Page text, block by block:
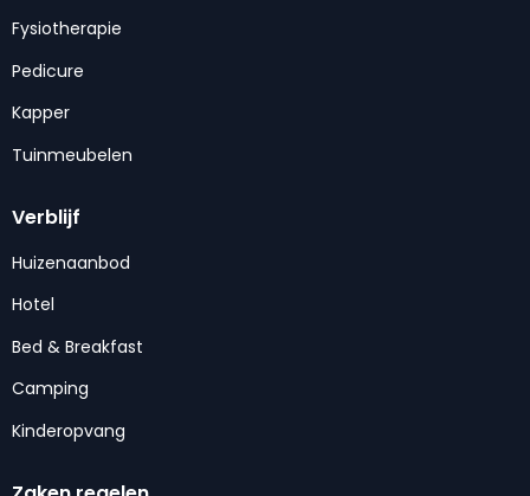
Fysiotherapie
Pedicure
Kapper
Tuinmeubelen
Verblijf
Huizenaanbod
Hotel
Bed & Breakfast
Camping
Kinderopvang